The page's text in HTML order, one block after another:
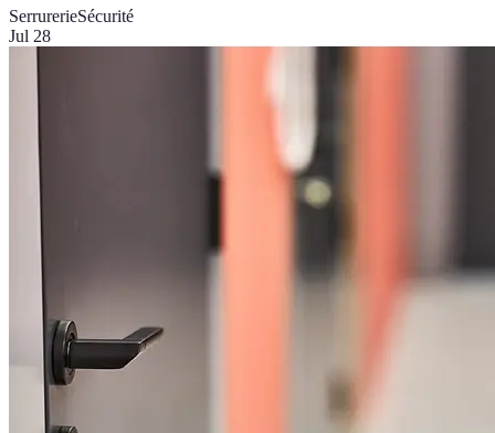
SerrurerieSécurité
Jul 28